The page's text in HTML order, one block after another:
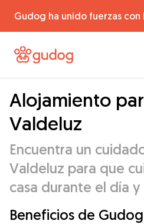
Gudog ha unido fuerzas con
Alojamiento
Valdeluz
Encuentra un
Valdeluz para que
casa durante el día y
Beneficios de Gudog